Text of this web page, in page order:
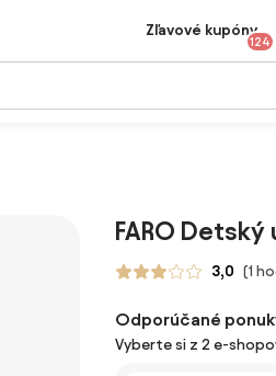
Zľavové kupóny
124
FARO
3,0 (1
Odporúčané
Vyberte si z 2 e-